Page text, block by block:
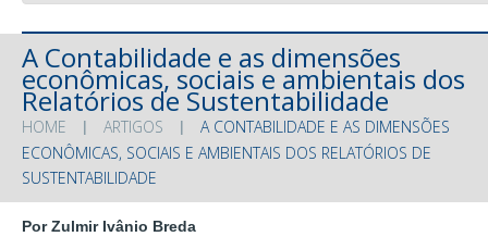
A Contabilidade e as dimensões
econômicas, sociais e ambientais dos
Relatórios de Sustentabilidade
HOME ARTIGOS
A CONTABILIDADE E AS DIMENSÕES
ECONÔMICAS, SOCIAIS E AMBIENTAIS DOS RELATÓRIOS DE
SUSTENTABILIDADE
Por Zulmir Ivânio Breda